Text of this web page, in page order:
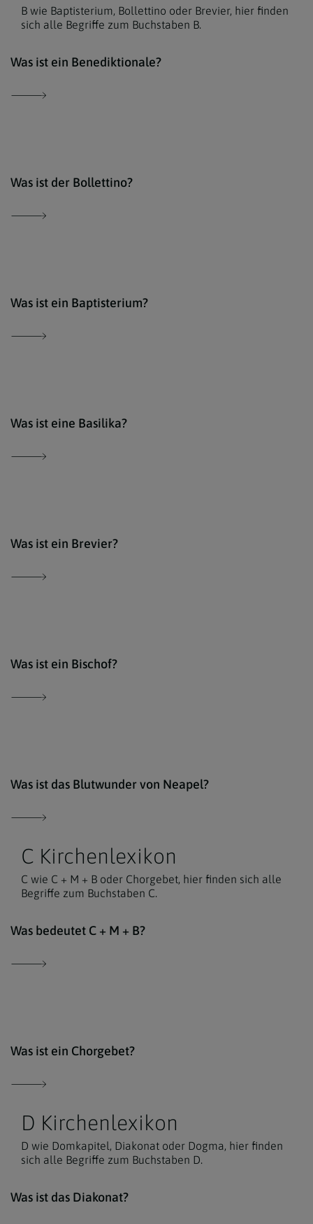
B wie Baptisterium, Bollettino oder Brevier, hier finden
sich alle Begriffe zum Buchstaben B.
Was ist ein Benediktionale?
Was ist der Bollettino?
Was ist ein Baptisterium?
Was ist eine Basilika?
Was ist ein Brevier?
Was ist ein Bischof?
Was ist das Blutwunder von Neapel?
C Kirchenlexikon
C wie C + M + B oder Chorgebet, hier finden sich alle
Begriffe zum Buchstaben C.
Was bedeutet C + M + B?
Was ist ein Chorgebet?
D Kirchenlexikon
D wie Domkapitel, Diakonat oder Dogma, hier finden
sich alle Begriffe zum Buchstaben D.
Was ist das Diakonat?